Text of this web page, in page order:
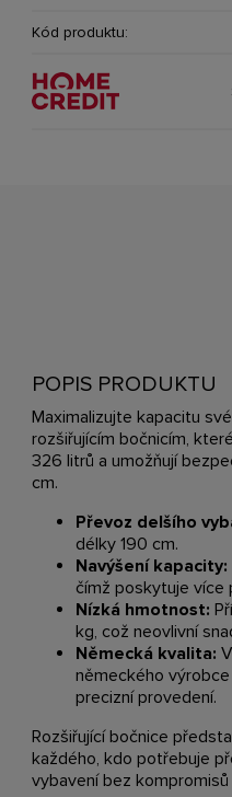
Kód produktu:
POPIS PRODUKTU
Maximalizujte kapacitu
rozšiřujícím bočnicím,
326 litrů a umožňují
cm.
Převoz delšího
délky 190 cm.
Navýšení kapacity:
čímž poskytuje více
Nízká hmotnost:
kg, což neovlivní
Německá kvalita:
německého
precizní provedení.
Rozšiřující bočnice
každého, kdo potřebuje
vybavení bez